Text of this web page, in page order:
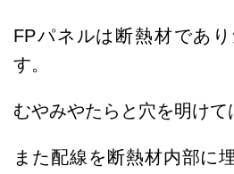
FPパネルは断熱材であ
す。
むやみやたらと穴を明けて
また配線を断熱材内部に